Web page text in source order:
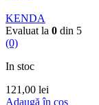
KENDA
Evaluat la 0 din 5
(0)
In stoc
121,00 lei
Adaugă în coș